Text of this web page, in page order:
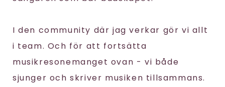
I den community där jag verkar gör vi allt
i team. Och för att fortsätta
musikresonemanget ovan - vi både
sjunger och skriver musiken tillsammans.